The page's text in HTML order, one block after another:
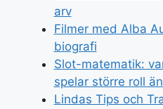
arv
Filmer med Alba
biografi
Slot-matematik:
spelar större roll
Lindas Tips och